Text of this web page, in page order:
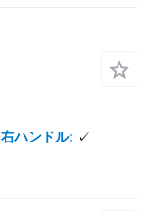
右ハンドル ✓